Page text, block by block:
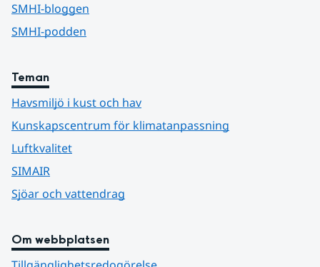
SMHI-bloggen
SMHI-podden
Teman
Havsmiljö i kust och hav
Kunskapscentrum för klimatanpassning
Luftkvalitet
SIMAIR
Sjöar och vattendrag
Om webbplatsen